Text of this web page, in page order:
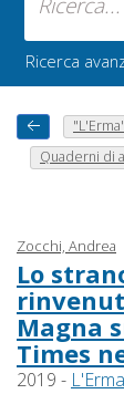
Ricerca
Quaderni di
Zocchi, Andrea
Lo
Magna
Times
2019 -